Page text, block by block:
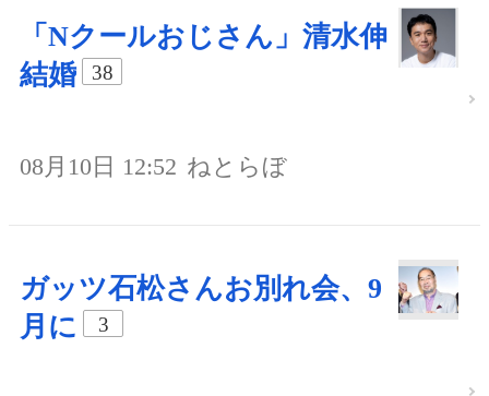
「Nクールおじさん」清水伸
結婚
38
08月10日 12:52 ねとらぼ
ガッツ石松さんお別れ会、9
月に
3